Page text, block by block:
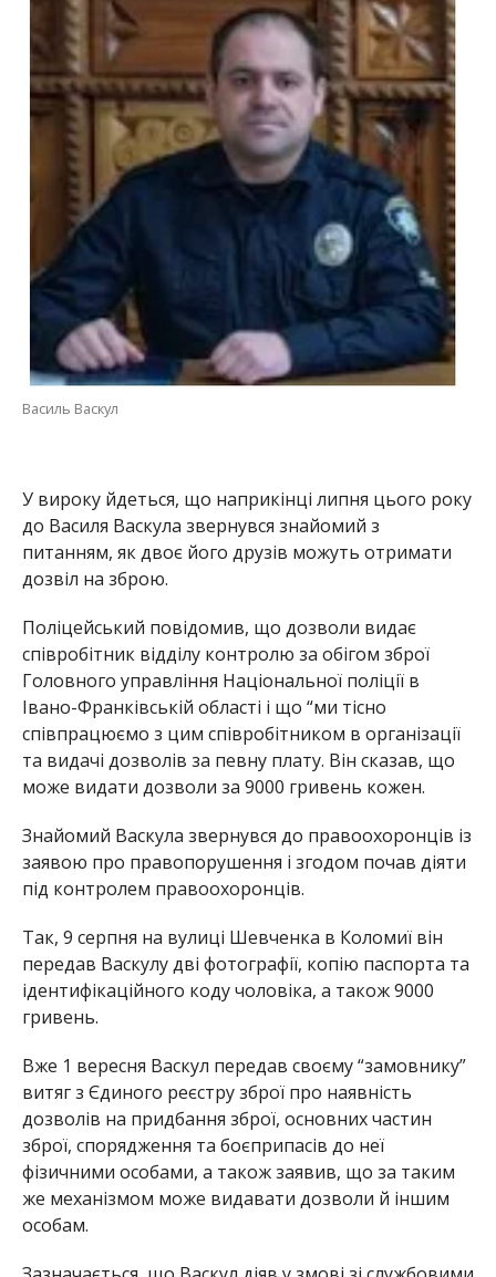
Василь Васкул
У вироку йдеться, що наприкінці липня цього року
до Василя Васкула звернувся знайомий з
питанням, як двоє його друзів можуть отримати
дозвіл на зброю.
Поліцейський повідомив, що дозволи видає
співробітник відділу контролю за обігом зброї
Головного управління Національної поліції в
Івано-Франківській області і що “ми тісно
співпрацюємо з цим співробітником в організації
та видачі дозволів за певну плату. Він сказав, що
може видати дозволи за 9000 гривень кожен.
Знайомий Васкула звернувся до правоохоронців із
заявою про правопорушення і згодом почав діяти
під контролем правоохоронців.
Так, 9 серпня на вулиці Шевченка в Коломиї він
передав Васкулу дві фотографії, копію паспорта та
ідентифікаційного коду чоловіка, а також 9000
гривень.
Вже 1 вересня Васкул передав своєму “замовнику”
витяг з Єдиного реєстру зброї про наявність
дозволів на придбання зброї, основних частин
зброї, спорядження та боєприпасів до неї
фізичними особами, а також заявив, що за таким
же механізмом може видавати дозволи й іншим
особам.